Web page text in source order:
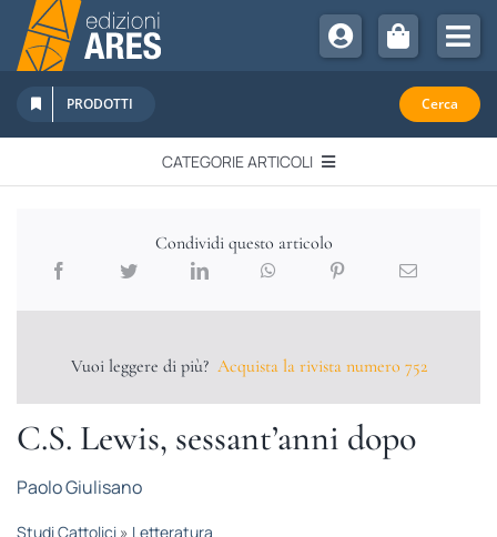
Salta
contenuto
Chi Siamo
Sostienici
Abbonamenti
Newsletter
Libri Ares
PRODOTTI Cerca
CATEGORIE ARTICOLI
QUADERNI MONOGRAFICI
RECENSIONI
Condividi questo articolo
Vuoi leggere di più? Acquista la rivista numero 752
C.S. Lewis, sessant’anni dopo
Paolo Giulisano
Studi Cattolici» Letteratura